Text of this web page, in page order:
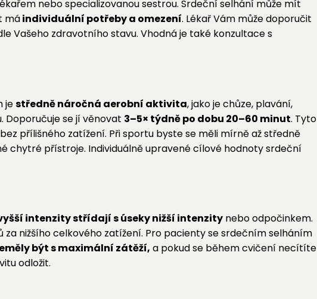
nebo specializovanou sestrou. Srdeční selhání může mít
máindividuální potřeby a omezení. Lékař Vám může doporučit
Vašeho zdravotního stavu. Vhodná je také konzultace s
jestředně náročná aerobní aktivita, jako je chůze, plavání,
Doporučuje se jí věnovat 3–5× týdně po dobu 20–60 minut. Tyto
přílišného zatížení. Při sportu byste se měli mírně až středně
chytré přístroje. Individuálně upravené cílové hodnoty srdeční
intenzity střídají s úseky nižší intenzity nebo odpočinkem.
nižšího celkového zatížení. Pro pacienty se srdečním selháním
být s maximální zátěží, a pokud se během cvičení necítíte
odložit.